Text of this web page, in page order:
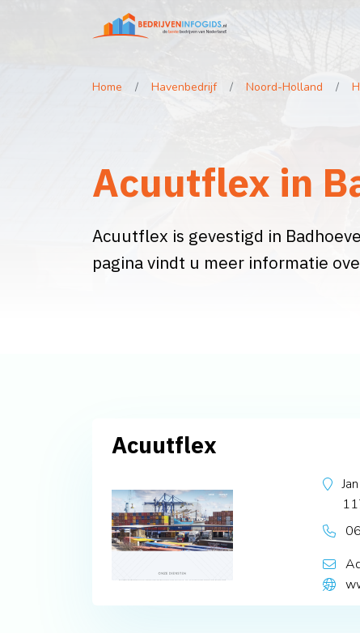
Home Havenbedrijf Noord-Holland
Acuutflex in
Acuutflex is gevestigd in
pagina vindt u meer informatie
Acuutflex